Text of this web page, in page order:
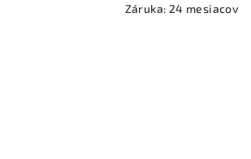
Záruka: 24 mesiacov